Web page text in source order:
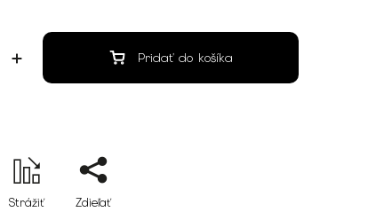
Pridať do košíka
Strážiť Zdieľať